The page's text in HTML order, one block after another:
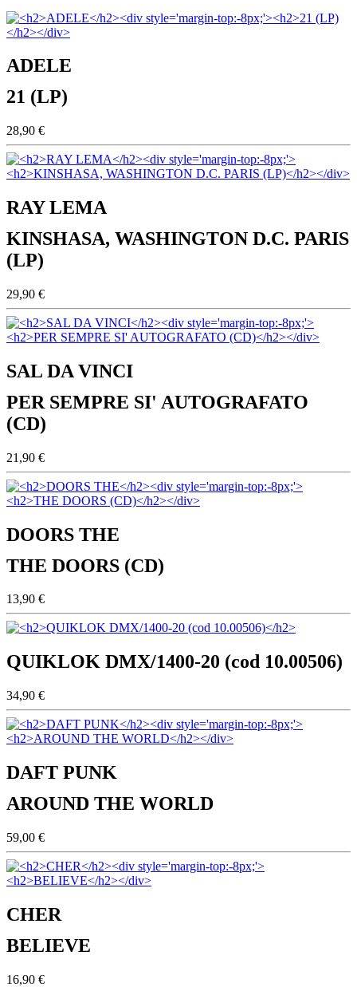
ADELE
21 (LP)
28,90 €
RAY LEMA
KINSHASA, WASHINGTON D.C. PARIS
(LP)
29,90 €
SAL DA VINCI
PER SEMPRE SI' AUTOGRAFATO
(CD)
21,90 €
DOORS THE
THE DOORS (CD)
13,90 €
QUIKLOK DMX/1400-20 (cod 10.00506)
34,90 €
DAFT PUNK
AROUND THE WORLD
59,00 €
CHER
BELIEVE
16,90 €